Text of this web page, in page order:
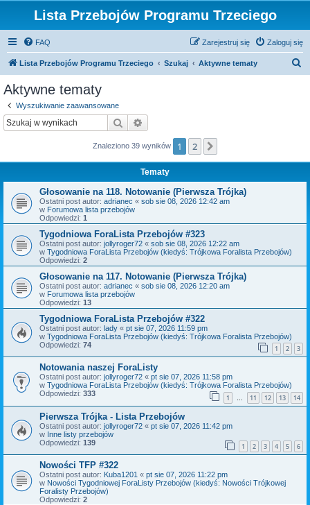
Lista Przebojów Programu Trzeciego
FAQ Zaloguj się
Zarejestruj się
Lista Przebojów Programu Trzeciego Szukaj Aktywne tematy
Aktywne tematy
Wyszukiwanie zaawansowane
Szukaj
Znaleziono 39 wyników 1 2
Tematy
Głosowanie na 118. Notowanie (Pierwsza Trójka)
Ostatni post autor: adrianec « sob sie 08, 2026 12:42 am
w Forumowa lista przebojów
Odpowiedzi: 1
Tygodniowa ForaLista Przebojów #323
Ostatni post autor: jollyroger72 « sob sie 08, 2026 12:22 am
w Tygodniowa ForaLista Przebojów (kiedyś: Trójkowa Foralista Przebojów)
Odpowiedzi: 2
Głosowanie na 117. Notowanie (Pierwsza Trójka)
Ostatni post autor: adrianec « sob sie 08, 2026 12:20 am
w Forumowa lista przebojów
Odpowiedzi: 13
Tygodniowa ForaLista Przebojów #322
Ostatni post autor: lady « pt sie 07, 2026 11:59 pm
w Tygodniowa ForaLista Przebojów (kiedyś: Trójkowa Foralista Przebojów)
Odpowiedzi: 74 1 2 3
Notowania naszej ForaListy
Ostatni post autor: jollyroger72 « pt sie 07, 2026 11:58 pm
w Tygodniowa ForaLista Przebojów (kiedyś: Trójkowa Foralista Przebojów)
Odpowiedzi: 333 1 … 11 12 13 14
Pierwsza Trójka - Lista Przebojów
Ostatni post autor: jollyroger72 « pt sie 07, 2026 11:42 pm
w Inne listy przebojów
Odpowiedzi: 139 1 2 3 4 5 6
Nowości TFP #322
Ostatni post autor: Kuba1201 « pt sie 07, 2026 11:22 pm
w Nowości Tygodniowej ForaListy Przebojów (kiedyś: Nowości Trójkowej
Foralisty Przebojów)
Odpowiedzi: 2